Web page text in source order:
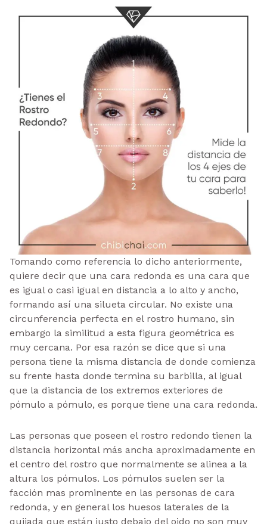
Tomando como referencia lo dicho anteriormente,
quiere decir que una cara redonda es una cara que
es igual o casi igual en distancia a lo alto y ancho,
formando así una silueta circular. No existe una
circunferencia perfecta en el rostro humano, sin
embargo la similitud a esta figura geométrica es
muy cercana. Por esa razón se dice que si una
persona tiene la misma distancia de donde comienza
su frente hasta donde termina su barbilla, al igual
que la distancia de los extremos exteriores de
pómulo a pómulo, es porque tiene una cara redonda.
Las personas que poseen el rostro redondo tienen la
distancia horizontal más ancha aproximadamente en
el centro del rostro que normalmente se alinea a la
altura los pómulos. Los pómulos suelen ser la
facción mas prominente en las personas de cara
redonda, y en general los huesos laterales de la
quijada que están justo debajo del oido no son muy